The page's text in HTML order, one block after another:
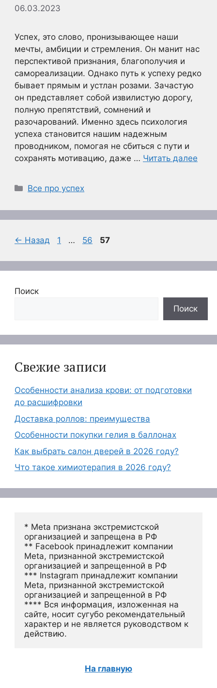
06.03.2023
Успех, это слово, пронизывающее наши
мечты, амбиции и стремления. Он манит нас
перспективой признания, благополучия и
самореализации. Однако путь к успеху редко
бывает прямым и устлан розами. Зачастую
он представляет собой извилистую дорогу,
полную препятствий, сомнений и
разочарований. Именно здесь психология
успеха становится нашим надежным
проводником, помогая не сбиться с пути и
сохранять мотивацию, даже … Читать далее
Рубрики
Все про успех
← Назад Страница
1 … Страница
56 Страница
57
Поиск
Поиск
Свежие записи
Особенности анализа крови: от подготовки
до расшифровки
Доставка роллов: преимущества
Особенности покупки гелия в баллонах
Как выбрать салон дверей в 2026 году?
Что такое химиотерапия в 2026 году?
* Meta признана экстремистской
организацией и запрещена в РФ
** Facebook принадлежит компании
Meta, признанной экстремистской
организацией и запрещенной в РФ
*** Instagram принадлежит компании
Meta, признанной экстремистской
организацией и запрещенной в РФ
**** Вся информация, изложенная на
сайте, носит сугубо рекомендательный
характер и не является руководством к
действию.
На главную